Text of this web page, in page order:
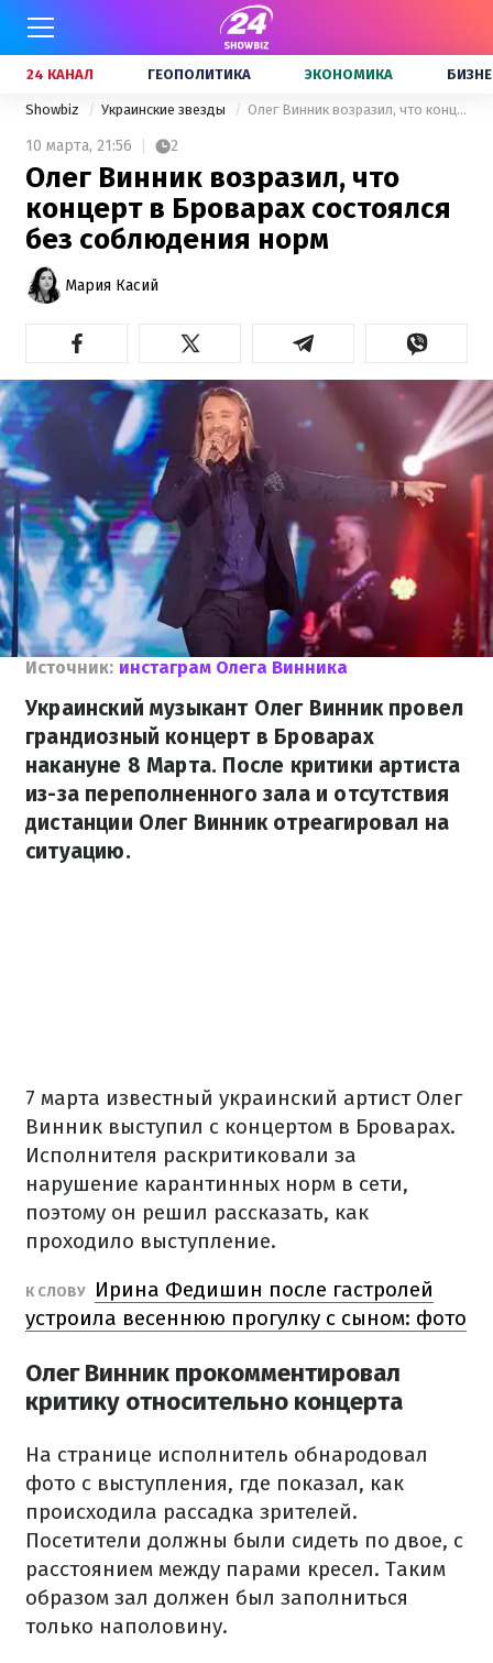
24 КАНАЛ ГЕОПОЛИТИКА ЭКОНОМИКА
Showbiz Украинские звезды Олег Винник возразил, что концерт в Броварах состоялся без соблюдения норм
10 марта, 21:56 2
Олег Винник возразил, что
концерт в Броварах состоялся
без соблюдения норм
Мария Касий
Источник: инстаграм Олега Винника
Украинский музыкант Олег Винник провел
грандиозный концерт в Броварах
накануне 8 Марта. После критики артиста
из-за переполненного зала и отсутствия
дистанции Олег Винник отреагировал на
ситуацию.
7 марта известный украинский артист Олег
Винник выступил с концертом в Броварах.
Исполнителя раскритиковали за
нарушение карантинных норм в сети,
поэтому он решил рассказать, как
проходило выступление.
К СЛОВУ
Ирина Федишин после гастролей
устроила весеннюю прогулку с сыном: фото
Олег Винник прокомментировал
критику относительно концерта
На странице исполнитель обнародовал
фото с выступления, где показал, как
происходила рассадка зрителей.
Посетители должны были сидеть по двое, с
расстоянием между парами кресел. Таким
образом зал должен был заполниться
только наполовину.